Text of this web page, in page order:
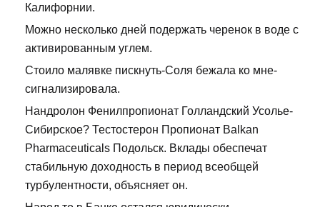
Калифорнии.
Можно несколько дней подержать черенок в воде с
активированным углем.
Стоило малявке пискнуть-Соля бежала ко мне-
сигнализировала.
Нандролон Фенилпропионат Голландский Усолье-
Сибирское? Тестостерон Пропионат Balkan
Pharmaceuticals Подольск. Вклады обеспечат
стабильную доходность в период всеобщей
турбулентности, объясняет он.